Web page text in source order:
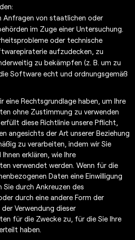
Anfragen von staatlichen oder
im Zuge einer Untersuchung.
oder technische
aufzudecken, zu
zu bekämpfen (z. B. um zu
Software echt und ordnungsgemäß
eine Rechtsgrundlage haben, um Ihre
ohne Zustimmung zu verwenden
diese Richtlinie unsere Pflicht,
angesichts der Art unserer Beziehung
zu verarbeiten, indem wir Sie
erklären, wie Ihre
verwendet werden. Wenn für die
Daten eine Einwilligung
durch Ankreuzen des
durch eine andere Form der
Verwendung dieser
für die Zwecke zu, für die Sie Ihre
haben.